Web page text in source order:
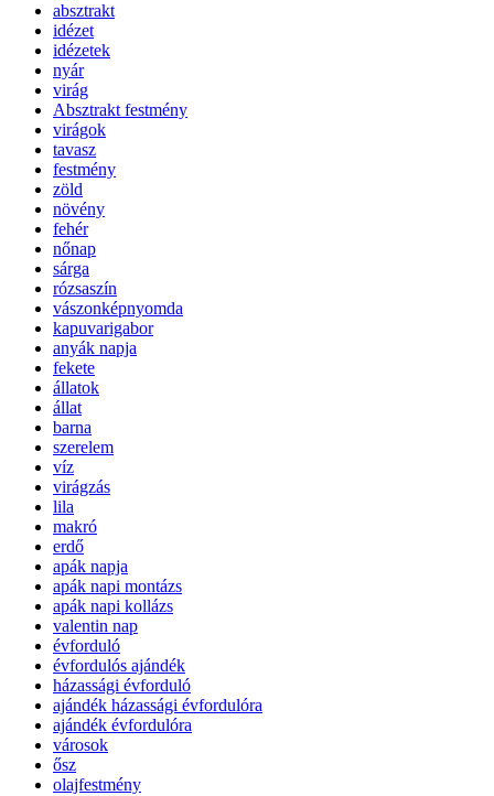
absztrakt
idézet
idézetek
nyár
virág
Absztrakt festmény
virágok
tavasz
festmény
zöld
növény
fehér
nőnap
sárga
rózsaszín
vászonképnyomda
kapuvarigabor
anyák napja
fekete
állatok
állat
barna
szerelem
víz
virágzás
lila
makró
erdő
apák napja
apák napi montázs
apák napi kollázs
valentin nap
évforduló
évfordulós ajándék
házassági évforduló
ajándék házassági évfordulóra
ajándék évfordulóra
városok
ősz
olajfestmény